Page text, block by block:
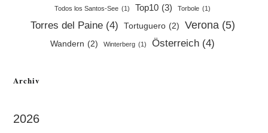
Todos los Santos-See (1) Top10 (3) Torbole (1)
Torres del Paine (4) Tortuguero (2) Verona (5)
Wandern (2) Winterberg (1) Österreich (4)
Archiv
2026